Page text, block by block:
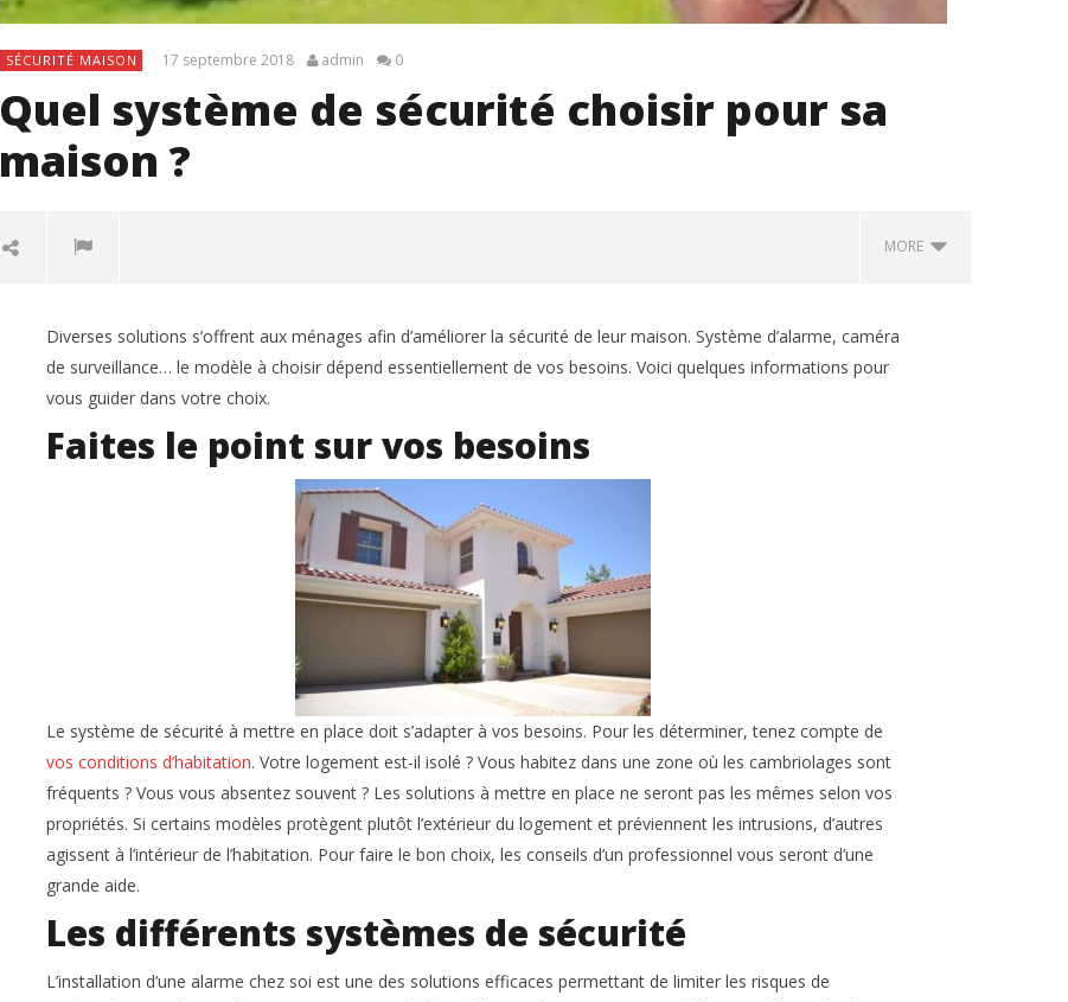
SÉCURITÉ MAISON 17 septembre 2018 admin 0
Quel système de sécurité choisir pour sa
maison ?
MORE
Comment faire une déclaration
de vol ?
17
septembre
permis de construire en 2026 ?
17
septembre
Diverses solutions s’offrent aux ménages afin d’améliorer la sécurité de leur maison. Système d’alarme, caméra
de surveillance… le modèle à choisir dépend essentiellement de vos besoins. Voici quelques informations pour
vous guider dans votre choix.
Faites le point sur vos besoins
Le système de sécurité à mettre en place doit s’adapter à vos besoins. Pour les déterminer, tenez compte de
vos conditions d’habitation. Votre logement est-il isolé ? Vous habitez dans une zone où les cambriolages sont
fréquents ? Vous vous absentez souvent ? Les solutions à mettre en place ne seront pas les mêmes selon vos
propriétés. Si certains modèles protègent plutôt l’extérieur du logement et préviennent les intrusions, d’autres
agissent à l’intérieur de l’habitation. Pour faire le bon choix, les conseils d’un professionnel vous seront d’une
grande aide.
Les différents systèmes de sécurité
L’installation d’une alarme chez soi est une des solutions efficaces permettant de limiter les risques de